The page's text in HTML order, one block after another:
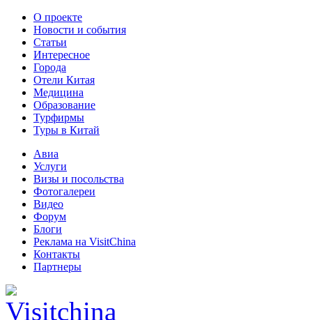
О проекте
Новости и события
Статьи
Интересное
Города
Отели Китая
Медицина
Образование
Турфирмы
Туры в Китай
Авиа
Услуги
Визы и посольства
Фотогалереи
Видео
Форум
Блоги
Реклама на VisitChina
Контакты
Партнеры